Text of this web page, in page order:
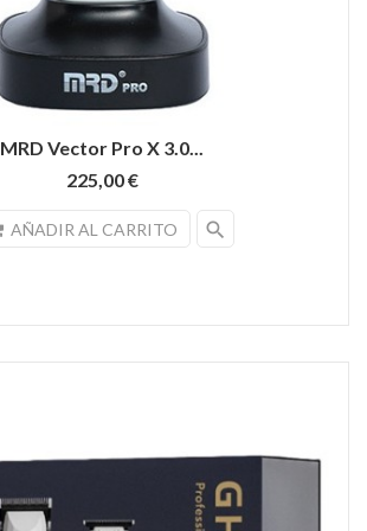
MRD Vector Pro X 3.0...
225,00 €
AÑADIR AL CARRITO search